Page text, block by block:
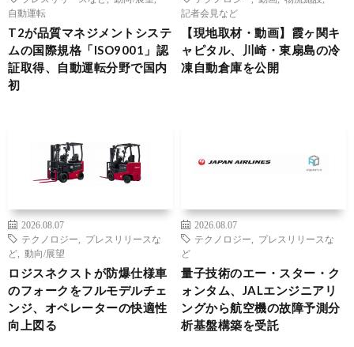
自動運転
T2が品質マネジメントシステ
ムの国際規格「ISO9001」認
証取得、自動運転分野で国内
初
記者会見など
【現地取材・動画】霞ヶ関キ
ャピタル、川崎・東扇島の冷
凍自動倉庫を公開
2026.08.07
テクノロジー
プレスリリースな
ど
動向/展望
ロジスネクストが防爆仕様車
のフォークをフルモデルチェ
ンジ、オペレーターの快適性
向上図る
2026.08.07
テクノロジー
プレスリリースな
ど
量子技術のエー・スター・ク
ォンタム、JALエンジニアリ
ングから航空機の故障予測分
析基盤構築を受託